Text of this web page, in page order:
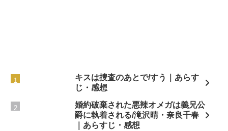
キスは捜査のあとで/すう｜あらす
じ・感想
婚約破棄された悪辣オメガは義兄公
爵に執着される/滝沢晴・奈良千春
｜あらすじ・感想